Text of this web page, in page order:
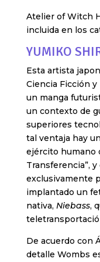
Atelier of Witch
incluida en los
YUMIKO
Esta artista
Ciencia Ficción
un manga
un contexto de
superiores
tal ventaja hay
ejército humano
Transferencia”,
exclusivamente
implantado un
nativa, Niebass,
De acuerdo con
detalle Wombs